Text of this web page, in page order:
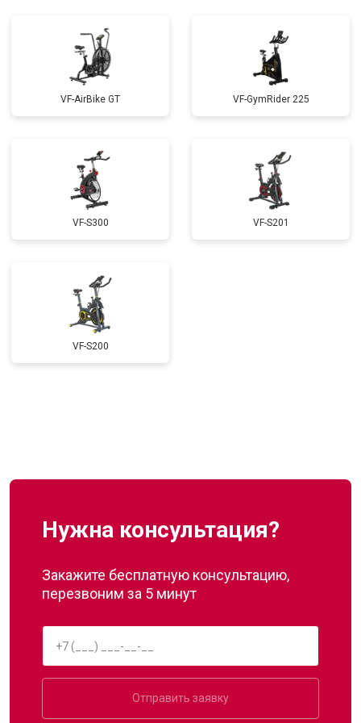
VF-AirBike GT VF-GymRider 225
VF-S300 VF-S201
VF-S200
Нужна консультация?
Закажите бесплатную консультацию,
перезвоним за 5 минут
Отправить заявку